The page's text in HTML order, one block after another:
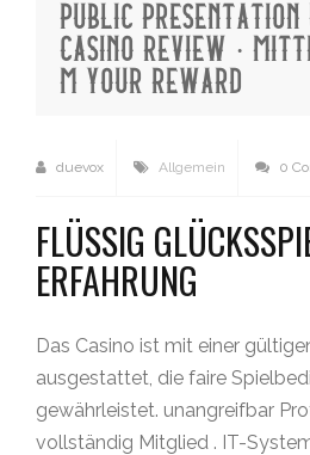
PUBLIC PRESENTATION
CASINO REVIEW ·
M YOUR REWARD
duevox Allgemein 0
FLÜSSIG
ERFAHRUNG
Das Casino ist mit einer
ausgestattet, die faire
gewährleistet. unangreifbar
vollständig Mitglied . IT-